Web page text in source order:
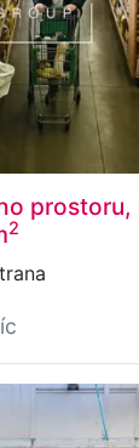
prostoru,
2